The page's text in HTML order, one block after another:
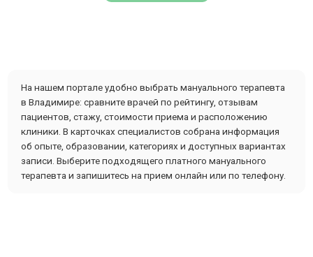
На нашем портале удобно выбрать мануального терапевта
в Владимире: сравните врачей по рейтингу, отзывам
пациентов, стажу, стоимости приема и расположению
клиники. В карточках специалистов собрана информация
об опыте, образовании, категориях и доступных вариантах
записи. Выберите подходящего платного мануального
терапевта и запишитесь на прием онлайн или по телефону.